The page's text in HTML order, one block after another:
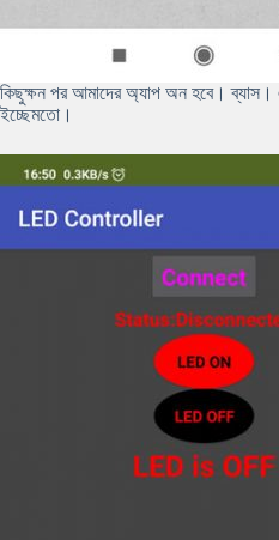
কিছুক্ষন পর আমাদের অ্যাপ অন হবে। ব্যাস।
ইচ্ছেমতো।